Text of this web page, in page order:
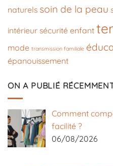
naturels soin de la peau
intérieur sécurité enfant
mode transmission familiale
épanouissement
ON A PUBLIÉ
Comment
facilité ?
06/08/2026